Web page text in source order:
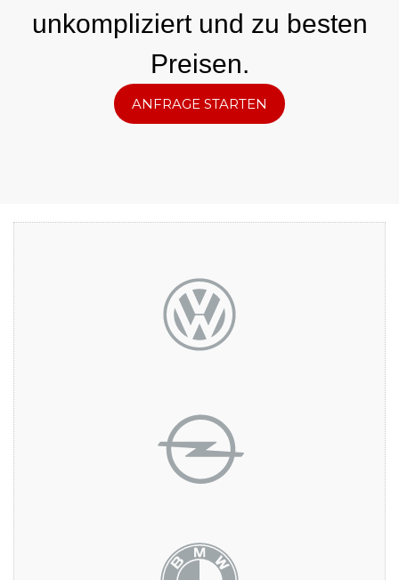
unkompliziert und zu besten
Preisen.
ANFRAGE STARTEN